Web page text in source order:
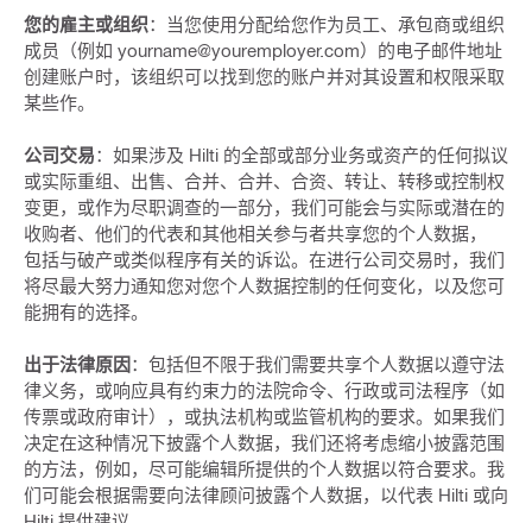
您的雇主或组织：当您使用分配给您作为员工、承包商或组织
成员（例如 yourname@youremployer.com）的电子邮件地址
创建账户时，该组织可以找到您的账户并对其设置和权限采取
某些作。
公司交易：如果涉及 Hilti 的全部或部分业务或资产的任何拟议
或实际重组、出售、合并、合并、合资、转让、转移或控制权
变更，或作为尽职调查的一部分，我们可能会与实际或潜在的
收购者、他们的代表和其他相关参与者共享您的个人数据，
包括与破产或类似程序有关的诉讼。在进行公司交易时，我们
将尽最大努力通知您对您个人数据控制的任何变化，以及您可
能拥有的选择。
出于法律原因：包括但不限于我们需要共享个人数据以遵守法
律义务，或响应具有约束力的法院命令、行政或司法程序（如
传票或政府审计），或执法机构或监管机构的要求。如果我们
决定在这种情况下披露个人数据，我们还将考虑缩小披露范围
的方法，例如，尽可能编辑所提供的个人数据以符合要求。我
们可能会根据需要向法律顾问披露个人数据，以代表 Hilti 或向